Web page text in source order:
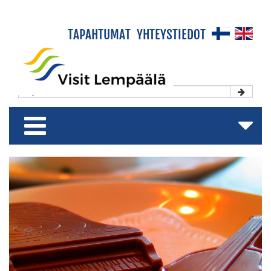
YHTEYSTIEDOT
TAPAHTUMAT ×
Etusivu
Majoitu & Rentoudu
Shoppaile & Nauti
Matkailuesite